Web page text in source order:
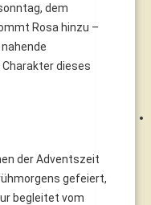
dem
Rosa hinzu –
dieses
der Adventszeit
gefeiert,
begleitet vom